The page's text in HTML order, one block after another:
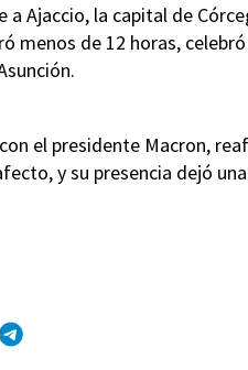
a Ajaccio, la capital de
menos de 12 horas,
el presidente Macron,
y su presencia dejó